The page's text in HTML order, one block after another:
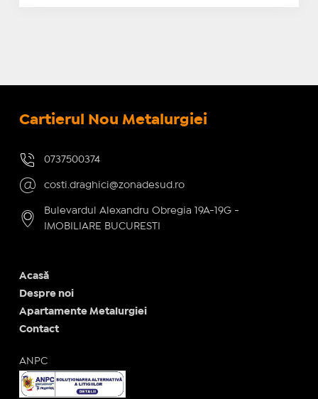
Cartierul Nou Metalurgiei
0737500374
costi.draghici@zonadesud.ro
Bulevardul Alexandru Obregia 19A-19G -
IMOBILIARE BUCURESTI
Acasă
Despre noi
Apartamente Metalurgiei
Contact
ANPC